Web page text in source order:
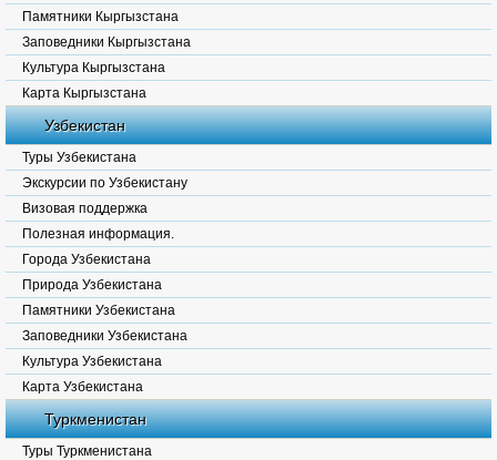
Памятники Кыргызстана
Заповедники Кыргызстана
Культура Кыргызстана
Карта Кыргызстана
Узбекистан
Туры Узбекистана
Экскурсии по Узбекистану
Визовая поддержка
Полезная информация.
Города Узбекистана
Природа Узбекистана
Памятники Узбекистана
Заповедники Узбекистана
Культура Узбекистана
Карта Узбекистана
Туркменистан
Туры Туркменистана